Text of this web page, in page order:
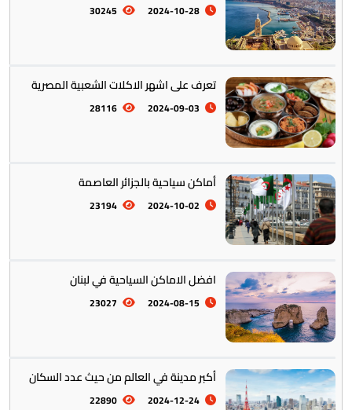
المأكولات العالمية
تخطيط الرحلات والتنقل
2024-10-28
30245
تعرف على اشهر الاكلات الشعبية المصرية
2024-09-03
28116
أماكن سياحية بالجزائر العاصمة
2024-10-02
23194
افضل الاماكن السياحية في لبنان
2024-08-15
23027
أكبر مدينة في العالم من حيث عدد السكان
2024-12-24
22890